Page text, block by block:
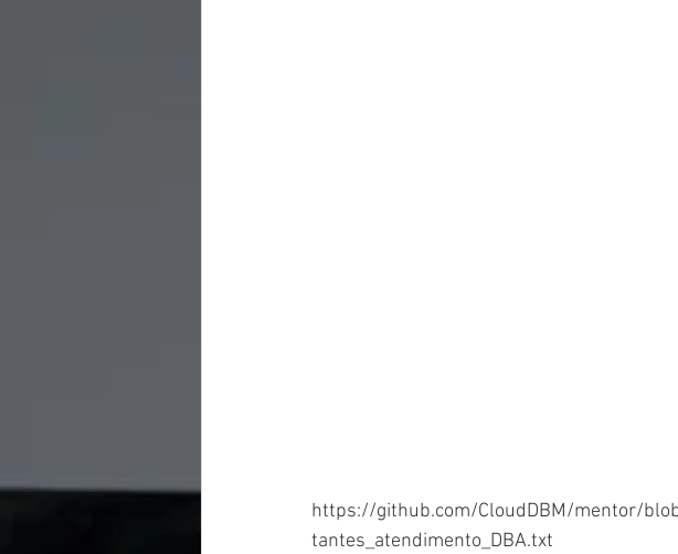
https://github.com/CloudDBM/mentor/
tantes_atendimento_DBA.txt